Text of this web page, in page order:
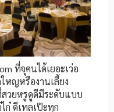
ที่จุคนได้เยอะเว่อ
หญหรืองานเลี้ยง
วยหรูดูดีมีระดับแบบ
ก๋ ดีเทลเป๊ะทุก